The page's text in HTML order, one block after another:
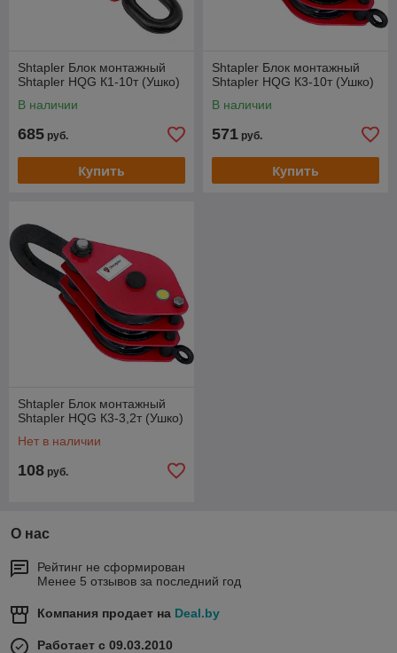
Shtapler Блок монтажный
Shtapler HQG К1-10т (Ушко)
В наличии
685 руб.
Купить
Shtapler Блок монтажный
Shtapler HQG К3-10т (Ушко)
В наличии
571 руб.
Купить
Shtapler Блок монтажный
Shtapler HQG К3-3,2т (Ушко)
Нет в наличии
108 руб.
О нас
Рейтинг не сформирован
Менее 5 отзывов за последний год
Компания продает на Deal.by
Работает с 09.03.2010